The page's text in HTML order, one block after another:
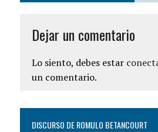
Dejar un comentario
Lo siento, debes estar
un comentario.
DISCURSO DE ROMULO BETANCOURT